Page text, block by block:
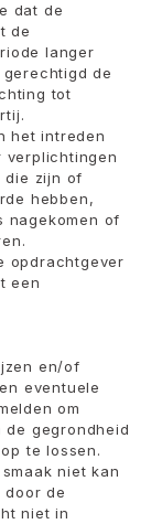
dat de
de
langer
de
tot
het intreden
verplichtingen
die zijn of
hebben,
nagekomen of
opdrachtgever
een
en/of
eventuele
om
de gegrondheid
te lossen.
niet kan
de
niet in